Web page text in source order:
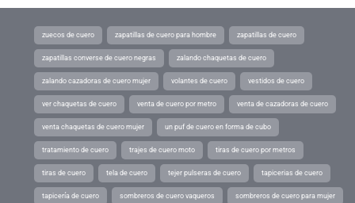
zuecos de cuero zapatillas de cuero para hombre zapatillas de cuero
zapatillas converse de cuero negras zalando chaquetas de cuero
zalando cazadoras de cuero mujer volantes de cuero vestidos de cuero
ver chaquetas de cuero venta de cuero por metro venta de cazadoras de cuero
venta chaquetas de cuero mujer un puf de cuero en forma de cubo
tratamiento de cuero trajes de cuero moto tiras de cuero por metros
tiras de cuero tela de cuero tejer pulseras de cuero tapicerias de cuero
tapicería de cuero sombreros de cuero vaqueros sombreros de cuero para mujer